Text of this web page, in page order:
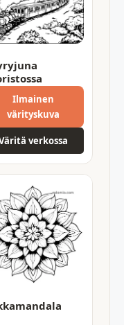
Ilmainen
värityskuva
verkossa